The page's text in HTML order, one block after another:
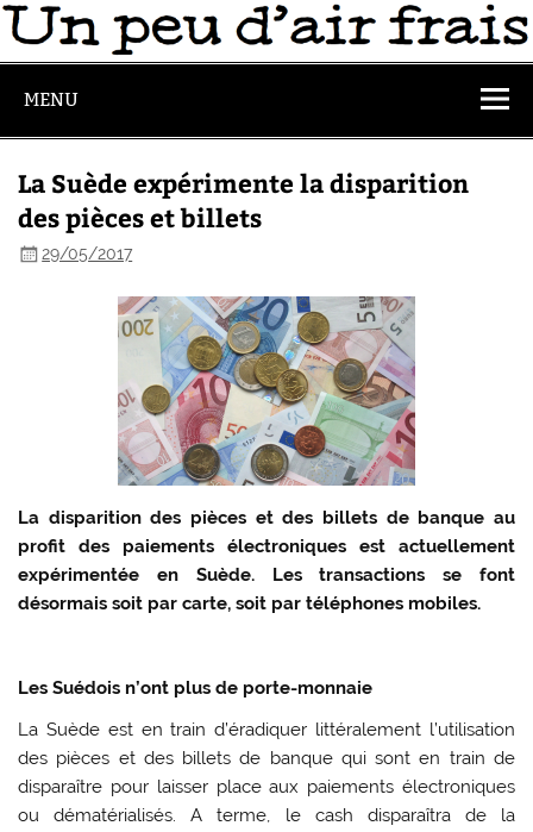
MENU
La Suède expérimente la disparition
des pièces et billets
29/05/2017
La disparition des pièces et des billets de banque au
profit des paiements électroniques est actuellement
expérimentée en Suède. Les transactions se font
désormais soit par carte, soit par téléphones mobiles.
Les Suédois n’ont plus de porte-monnaie
La Suède est en train d’éradiquer littéralement l’utilisation
des pièces et des billets de banque qui sont en train de
disparaître pour laisser place aux paiements électroniques
ou dématérialisés. A terme, le cash disparaîtra de la